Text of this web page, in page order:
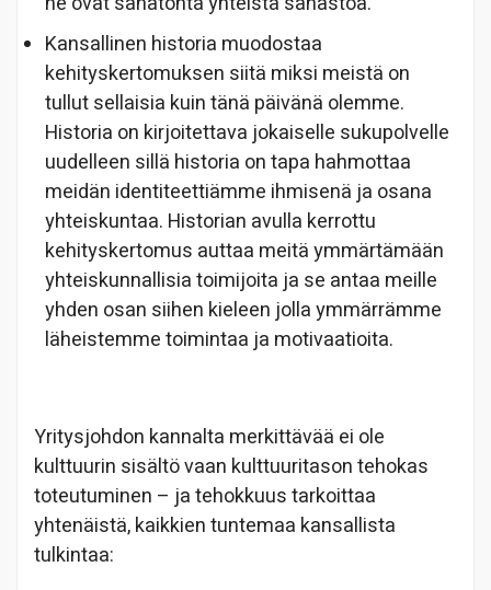
Kansallinen historia muodostaa
kehityskertomuksen siitä miksi meistä on
tullut sellaisia kuin tänä päivänä olemme.
Historia on kirjoitettava jokaiselle sukupolvelle
uudelleen sillä historia on tapa hahmottaa
meidän identiteettiämme ihmisenä ja osana
yhteiskuntaa. Historian avulla kerrottu
kehityskertomus auttaa meitä ymmärtämään
yhteiskunnallisia toimijoita ja se antaa meille
yhden osan siihen kieleen jolla ymmärrämme
läheistemme toimintaa ja motivaatioita.
Yritysjohdon kannalta merkittävää ei ole
kulttuurin sisältö vaan kulttuuritason tehokas
toteutuminen – ja tehokkuus tarkoittaa
yhtenäistä, kaikkien tuntemaa kansallista
tulkintaa: